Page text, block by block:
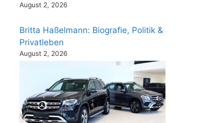
August 2, 2026
Britta Haßelmann: Biografie, Politik &
Privatleben
August 2, 2026